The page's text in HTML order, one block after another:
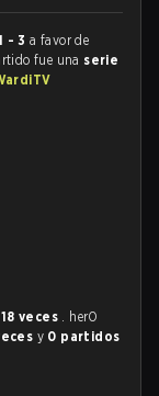
- 3 a favor de
fue una serie
18 veces . herO
y 0 partidos